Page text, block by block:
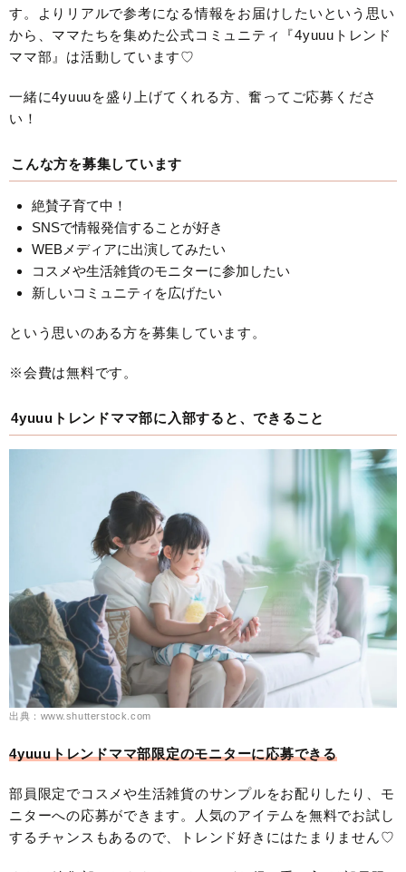
す。よりリアルで参考になる情報をお届けしたいという思い
から、ママたちを集めた公式コミュニティ『4yuuuトレンド
ママ部』は活動しています♡
一緒に4yuuuを盛り上げてくれる方、奮ってご応募くださ
い！
こんな方を募集しています
絶賛子育て中！
SNSで情報発信することが好き
WEBメディアに出演してみたい
コスメや生活雑貨のモニターに参加したい
新しいコミュニティを広げたい
という思いのある方を募集しています。
※会費は無料です。
4yuuuトレンドママ部に入部すると、できること
出典：www.shutterstock.com
4yuuuトレンドママ部限定のモニターに応募できる
部員限定でコスメや生活雑貨のサンプルをお配りしたり、モ
ニターへの応募ができます。人気のアイテムを無料でお試し
するチャンスもあるので、トレンド好きにはたまりません♡